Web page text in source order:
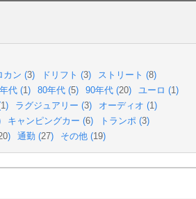
カン (3) ドリフト (3) ストリート (8)
代 (1) 80年代 (5) 90年代 (20) ユーロ (1)
1) ラグジュアリー (3) オーディオ (1)
キャンピングカー (6) トランポ (3)
) 通勤 (27) その他 (19)